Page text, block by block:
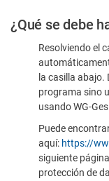
¿Qué se debe
Resolviendo el
la casilla abajo.
programa sino
usando WG-
Puede
aquí: https://
siguiente
protección de